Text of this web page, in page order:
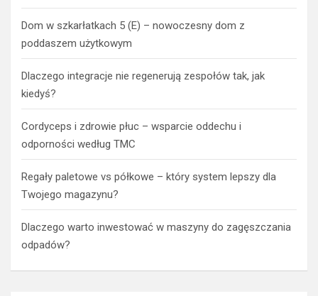
Dom w szkarłatkach 5 (E) – nowoczesny dom z
poddaszem użytkowym
Dlaczego integracje nie regenerują zespołów tak, jak
kiedyś?
Cordyceps i zdrowie płuc – wsparcie oddechu i
odporności według TMC
Regały paletowe vs półkowe – który system lepszy dla
Twojego magazynu?
Dlaczego warto inwestować w maszyny do zagęszczania
odpadów?